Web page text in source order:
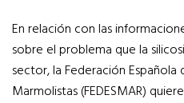
En relación con las
sobre el problema que la
sector, la Federación
Marmolistas (FEDESMAR)